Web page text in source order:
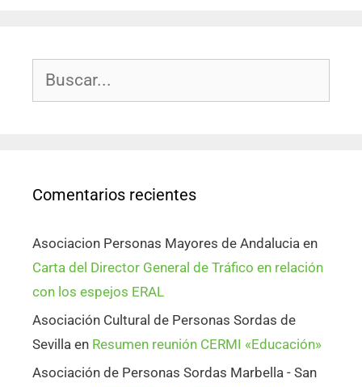
Comentarios recientes
Asociacion Personas Mayores de Andalucia en
Carta del Director General de Tráfico en relación
con los espejos ERAL
Asociación Cultural de Personas Sordas de
Sevilla en Resumen reunión CERMI «Educación»
Asociación de Personas Sordas Marbella - San